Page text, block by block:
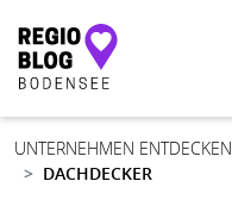
Hauptnavigation
UNTERNEHMEN ENTDECKEN
DACHDECKER